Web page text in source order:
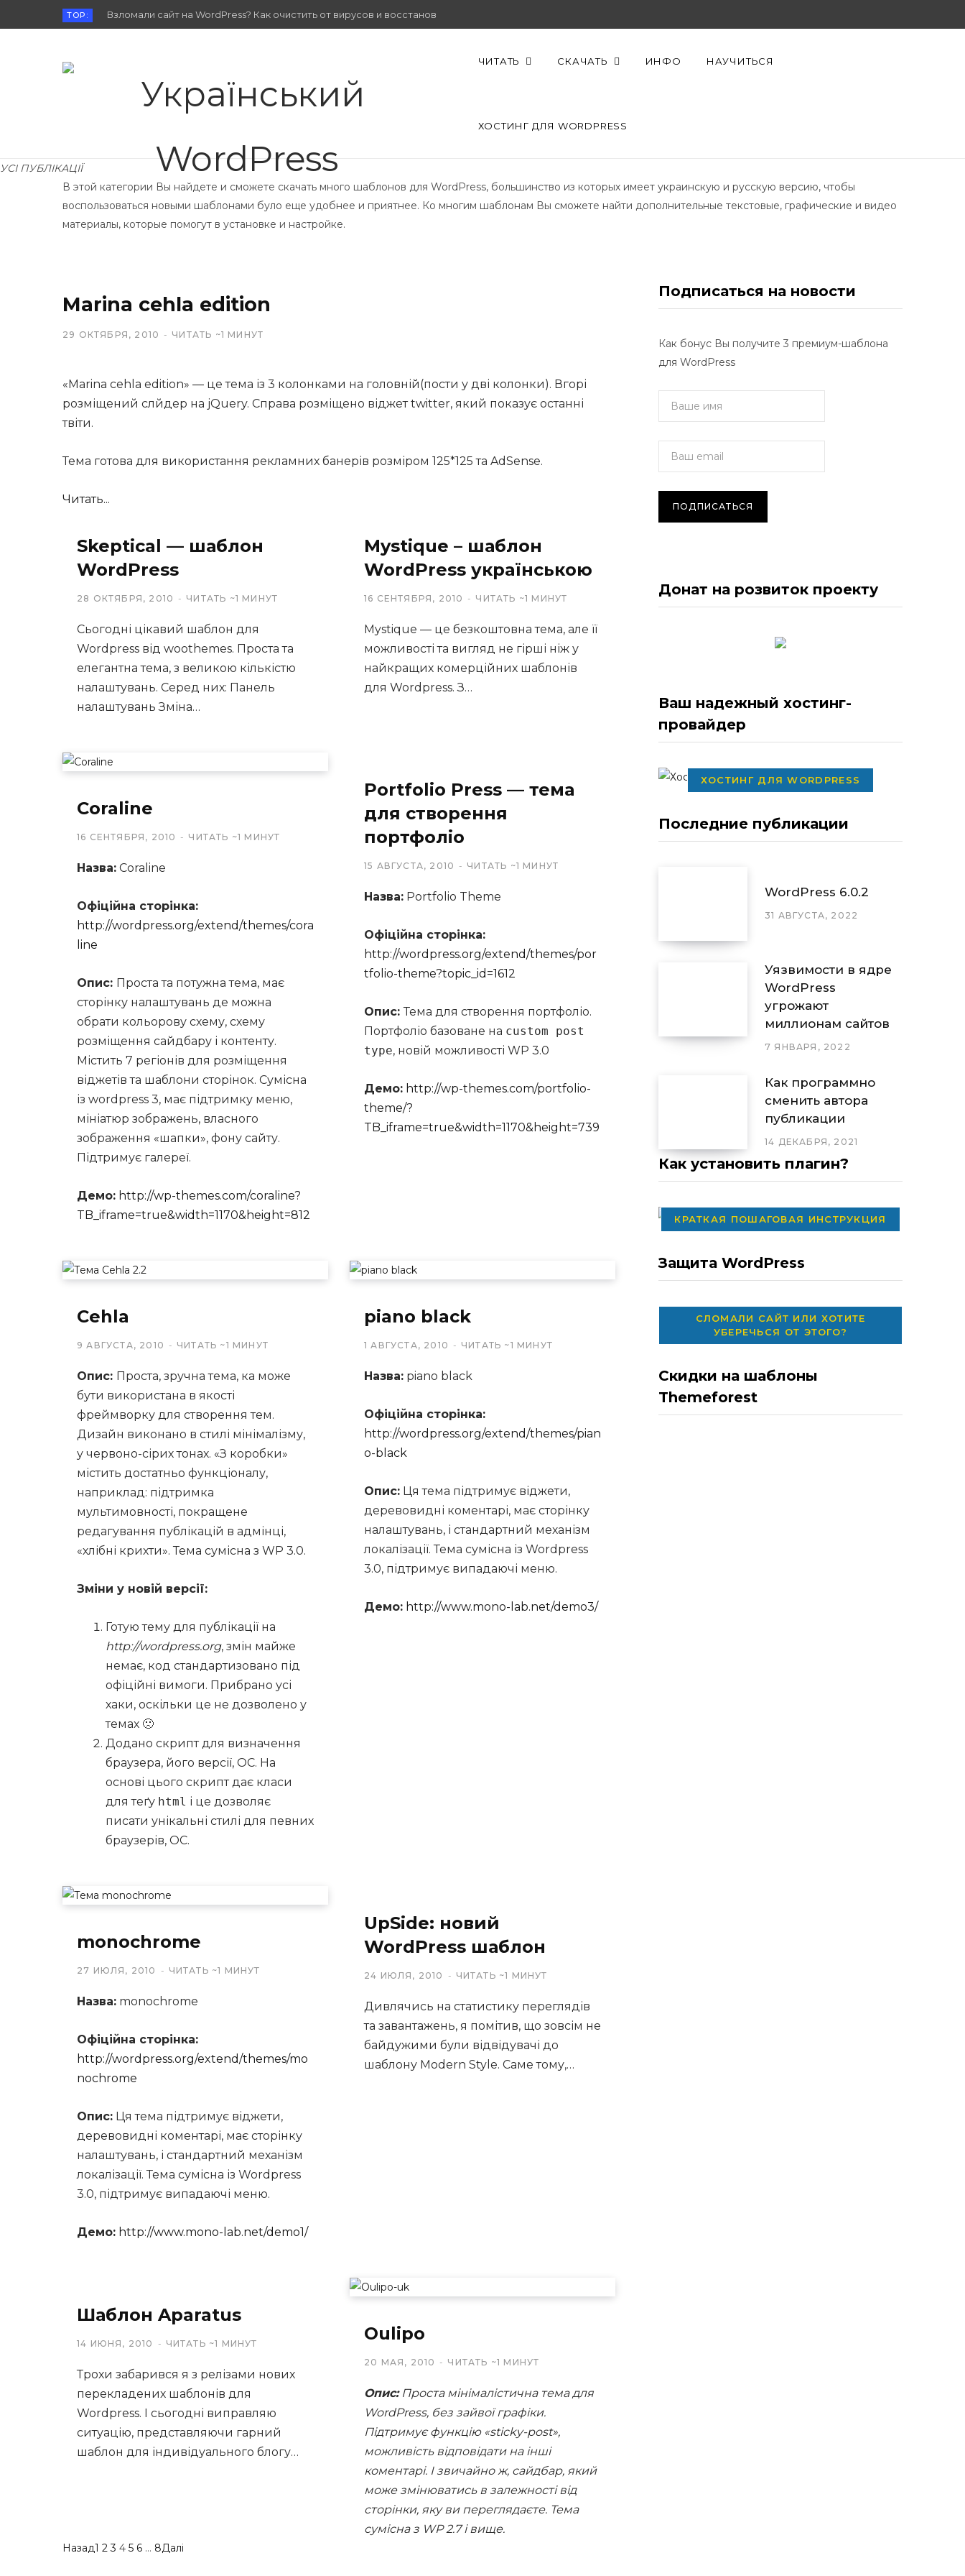
TOP: Взломали сайт на WordPress? Как очистить от вирусов и восстановить работу.
F
o
X
t
Y
ЧИТАТЬ СКАЧАТЬ ИНФО НАУЧИТЬСЯ
ХОСТИНГ ДЛЯ WORDPRESS
УСІ ПУБЛІКАЦІЇ
В этой категории Вы найдете и сможете скачать много шаблонов для WordPress, большинство из которых имеет украинскую и русскую версию, чтобы
воспользоваться новыми шаблонами було еще удобнее и приятнее. Ко многим шаблонам Вы сможете найти дополнительные текстовые, графические и видео
материалы, которые помогут в установке и настройке.
Marina cehla edition
29 ОКТЯБРЯ, 2010 ЧИТАТЬ ~1 МИНУТ
«Marina cehla edition» — це тема із 3 колонками на головній(пости у дві колонки). Вгорі
розміщений слйдер на jQuery. Справа розміщено віджет twitter, який показує останні
твіти.
Тема готова для використання рекламних банерів розміром 125*125 та AdSense.
Читать...
Skeptical — шаблон
WordPress
28 ОКТЯБРЯ, 2010 ЧИТАТЬ ~1 МИНУТ
Сьогодні цікавий шаблон для
Wordpress від woothemes. Проста та
елегантна тема, з великою кількістю
налаштувань. Серед них: Панель
налаштувань Зміна…
Mystique – шаблон
WordPress українською
16 СЕНТЯБРЯ, 2010 ЧИТАТЬ ~1 МИНУТ
Mystique — це безкоштовна тема, але її
можливості та вигляд не гірші ніж у
найкращих комерційних шаблонів
для Wordpress. З…
Coraline
16 СЕНТЯБРЯ, 2010 ЧИТАТЬ ~1 МИНУТ
Назва: Coraline
Офіційна сторінка:
http://wordpress.org/extend/themes/cora
line
Опис: Проста та потужна тема, має
сторінку налаштувань де можна
обрати кольорову схему, схему
розміщення сайдбару і контенту.
Містить 7 регіонів для розміщення
віджетів та шаблони сторінок. Сумісна
із wordpress 3, має підтримку меню,
мініатюр зображень, власного
зображення «шапки», фону сайту.
Підтримує галереї.
Демо: http://wp-themes.com/coraline?
TB_iframe=true&width=1170&height=812
Portfolio Press — тема
для створення
портфоліо
15 АВГУСТА, 2010 ЧИТАТЬ ~1 МИНУТ
Назва: Portfolio Theme
Офіційна сторінка:
http://wordpress.org/extend/themes/por
tfolio-theme?topic_id=1612
Опис:Тема для створення портфоліо.
Портфоліо базоване на custom post
type, новій можливості WP 3.0
Демо: http://wp-themes.com/portfolio-
theme/?
TB_iframe=true&width=1170&height=739
Cehla
9 АВГУСТА, 2010 ЧИТАТЬ ~1 МИНУТ
Опис: Проста, зручна тема, ка може
бути використана в якості
фреймворку для створення тем.
Дизайн виконано в стилі мінімалізму,
у червоно-сірих тонах. «З коробки»
містить достатньо функціоналу,
наприклад: підтримка
мультимовності, покращене
редагування публікацій в адмінці,
«хлібні крихти». Тема сумісна з WP 3.0.
Зміни у новій версії:
Готую тему для публікації на
http://wordpress.org, змін майже
немає, код стандартизовано під
офіційні вимоги. Прибрано усі
хаки, оскільки це не дозволено у
темах 🙁
Додано скрипт для визначення
браузера, його версії, ОС. На
основі цього скрипт дає класи
для теґу html і це дозволяє
писати унікальні стилі для певних
браузерів, ОС.
piano black
1 АВГУСТА, 2010 ЧИТАТЬ ~1 МИНУТ
Назва: piano black
Офіційна сторінка:
http://wordpress.org/extend/themes/pian
o-black
Опис: Ця тема підтримує віджети,
деревовидні коментарі, має сторінку
налаштувань, і стандартний механізм
локалізації. Тема сумісна із Wordpress
3.0, підтримує випадаючі меню.
Демо: http://www.mono-lab.net/demo3/
monochrome
27 ИЮЛЯ, 2010 ЧИТАТЬ ~1 МИНУТ
Назва: monochrome
Офіційна сторінка:
http://wordpress.org/extend/themes/mo
nochrome
Опис: Ця тема підтримує віджети,
деревовидні коментарі, має сторінку
налаштувань, і стандартний механізм
локалізації. Тема сумісна із Wordpress
3.0, підтримує випадаючі меню.
Демо: http://www.mono-lab.net/demo1/
UpSide: новий
WordPress шаблон
24 ИЮЛЯ, 2010 ЧИТАТЬ ~1 МИНУТ
Дивлячись на статистику переглядів
та завантажень, я помітив, що зовсім не
байдужими були відвідувачі до
шаблону Modern Style. Саме тому,…
Шаблон Aparatus
14 ИЮНЯ, 2010 ЧИТАТЬ ~1 МИНУТ
Трохи забарився я з релізами нових
перекладених шаблонів для
Wordpress. І сьогодні виправляю
ситуацію, представляючи гарний
шаблон для індивідуального блогу…
Oulipo
20 МАЯ, 2010 ЧИТАТЬ ~1 МИНУТ
Опис:Проста мінімалістична тема для
WordPress, без зайвої графіки.
Підтримує функцію «sticky-post»,
можливість відповідати на інші
коментарі. І звичайно ж, сайдбар, який
може змінюватись в залежності від
сторінки, яку ви переглядаєте. Тема
сумісна з WP 2.7 і вище.
Назад1 2 3 4 5 6 … 8Далі
Подписаться на новости
Как бонус Вы получите 3 премиум-шаблона
для WordPress
Донат на розвиток проекту
Ваш надежный хостинг-
провайдер
ХОСТИНГ ДЛЯ WORDPRESS
Последние публикации
WordPress 6.0.2
31 АВГУСТА, 2022
Уязвимости в ядре
WordPress
угрожают
миллионам сайтов
7 ЯНВАРЯ, 2022
Как программно
сменить автора
публикации
14 ДЕКАБРЯ, 2021
Как установить плагин?
КРАТКАЯ ПОШАГОВАЯ ИНСТРУКЦИЯ
Защита WordPress
СЛОМАЛИ САЙТ ИЛИ ХОТИТЕ
УБЕРЕЧЬСЯ ОТ ЭТОГО?
Скидки на шаблоны
Themeforest